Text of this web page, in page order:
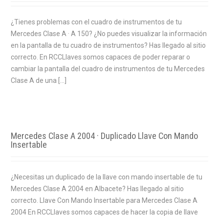
¿Tienes problemas con el cuadro de instrumentos de tu
Mercedes Clase A · A 150? ¿No puedes visualizar la información
en la pantalla de tu cuadro de instrumentos? Has llegado al sitio
correcto. En RCCLlaves somos capaces de poder reparar o
cambiar la pantalla del cuadro de instrumentos de tu Mercedes
Clase A de una […]
Mercedes Clase A 2004 · Duplicado Llave Con Mando
Insertable
¿Necesitas un duplicado de la llave con mando insertable de tu
Mercedes Clase A 2004 en Albacete? Has llegado al sitio
correcto. Llave Con Mando Insertable para Mercedes Clase A
2004 En RCCLlaves somos capaces de hacer la copia de llave